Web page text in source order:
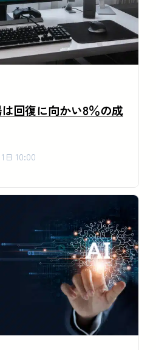
回復に向かい8％の成
1日 10:00